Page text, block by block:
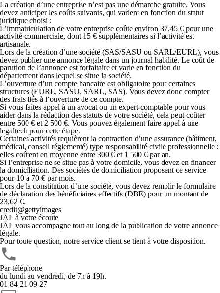
La création d’une entreprise n’est pas une démarche gratuite. Vous
devez anticiper les coûts suivants, qui varient en fonction du statut
juridique choisi :
L’immatriculation de votre entreprise coûte environ 37,45 € pour une
activité commerciale, dont 15 € supplémentaires si l’activité est
artisanale.
Lors de la création d’une société (SAS/SASU ou SARL/EURL), vous
devez publier une annonce légale dans un journal habilité. Le coût de
parution de l’annonce est forfaitaire et varie en fonction du
département dans lequel se situe la société.
L’ouverture d’un compte bancaire est obligatoire pour certaines
structures (EURL, SASU, SARL, SAS). Vous devez donc compter
des frais liés à l’ouverture de ce compte.
Si vous faites appel à un avocat ou un expert-comptable pour vous
aider dans la rédaction des statuts de votre société, cela peut coûter
entre 500 € et 2 500 €. Vous pouvez également faire appel à une
legaltech pour cette étape.
Certaines activités requièrent la contraction d’une assurance (bâtiment,
médical, conseil réglementé) type responsabilité civile professionnelle :
elles coûtent en moyenne entre 300 € et 1 500 € par an.
Si l’entreprise ne se situe pas à votre domicile, vous devez en financer
la domiciliation. Des sociétés de domiciliation proposent ce service
pour 10 à 70 € par mois.
Lors de la constitution d’une société, vous devez remplir le formulaire
de déclaration des bénéficiaires effectifs (DBE) pour un montant de
23,62 €.
credit@gettyimages
JAL à votre écoute
JAL vous accompagne tout au long de la publication de votre annonce
légale.
Pour toute question, notre service client se tient à votre disposition.
Par téléphone
du lundi au vendredi, de 7h à 19h.
01 84 21 09 27